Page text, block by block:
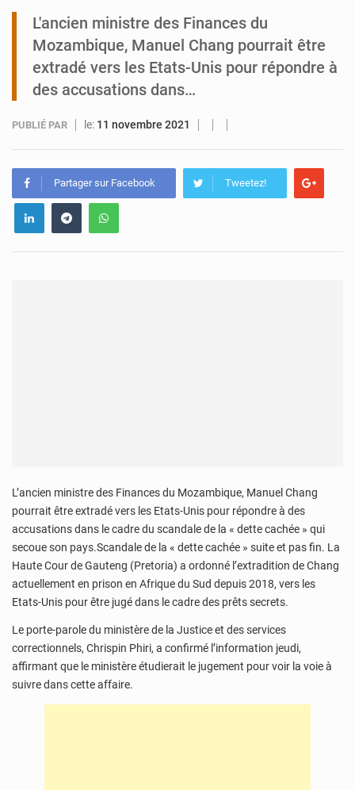
L'ancien ministre des Finances du
Mozambique, Manuel Chang pourrait être
extradé vers les Etats-Unis pour répondre à
des accusations dans…
PUBLIÉ PAR le: 11 novembre 2021
Partager sur Facebook Tweetez!
L’ancien ministre des Finances du Mozambique, Manuel Chang
pourrait être extradé vers les Etats-Unis pour répondre à des
accusations dans le cadre du scandale de la « dette cachée » qui
secoue son pays.Scandale de la « dette cachée » suite et pas fin. La
Haute Cour de Gauteng (Pretoria) a ordonné l’extradition de Chang
actuellement en prison en Afrique du Sud depuis 2018, vers les
Etats-Unis pour être jugé dans le cadre des prêts secrets.
Le porte-parole du ministère de la Justice et des services
correctionnels, Chrispin Phiri, a confirmé l’information jeudi,
affirmant que le ministère étudierait le jugement pour voir la voie à
suivre dans cette affaire.